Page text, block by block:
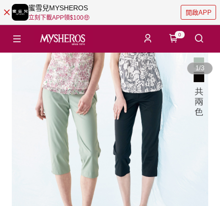
蜜雪兒MYSHEROS
立刻下載APP領$100🤑
開啟APP
0
1/3